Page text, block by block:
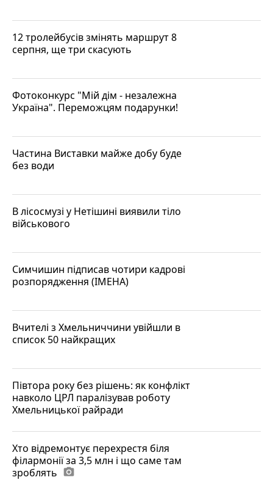
12 тролейбусів змінять маршрут 8
серпня, ще три скасують
Фотоконкурс "Мій дім - незалежна
Україна". Переможцям подарунки!
Частина Виставки майже добу буде
без води
В лісосмузі у Нетішині виявили тіло
військового
Симчишин підписав чотири кадрові
розпорядження (ІМЕНА)
Вчителі з Хмельниччини увійшли в
список 50 найкращих
Півтора року без рішень: як конфлікт
навколо ЦРЛ паралізував роботу
Хмельницької райради
Хто відремонтує перехрестя біля
філармонії за 3,5 млн і що саме там
зроблять photo_camera